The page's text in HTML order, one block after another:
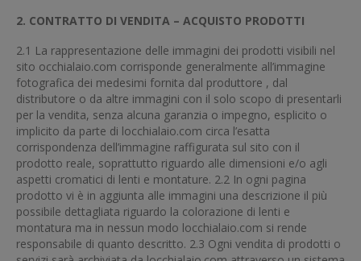
2. CONTRATTO DI VENDITA – ACQUISTO PRODOTTI
2.1 La rappresentazione delle immagini dei prodotti visibili nel
sito occhialaio.com corrisponde generalmente all’immagine
fotografica dei medesimi fornita dal produttore , dal
distributore o da altre immagini con il solo scopo di presentarli
per la vendita, senza alcuna garanzia o impegno, esplicito o
implicito da parte di locchialaio.com circa l’esatta
corrispondenza dell’immagine raffigurata sul sito con il
prodotto reale, soprattutto riguardo alle dimensioni e/o agli
aspetti cromatici di lenti e montature. 2.2 In ogni pagina
prodotto vi è in aggiunta alle immagini una descrizione il più
possibile dettagliata riguardo la colorazione di lenti e
montatura ma in nessun modo locchialaio.com si rende
responsabile di quanto descritto. 2.3 Ogni vendita di prodotti o